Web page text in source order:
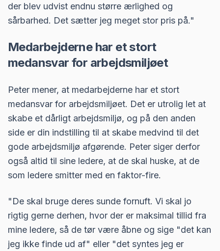
der blev udvist endnu større ærlighed og
sårbarhed. Det sætter jeg meget stor pris på."
Medarbejderne har et stort
medansvar for arbejdsmiljøet
Peter mener, at medarbejderne har et stort
medansvar for arbejdsmiljøet. Det er utrolig let at
skabe et dårligt arbejdsmiljø, og på den anden
side er din indstilling til at skabe medvind til det
gode arbejdsmiljø afgørende. Peter siger derfor
også altid til sine ledere, at de skal huske, at de
som ledere smitter med en faktor-fire.
"De skal bruge deres sunde fornuft. Vi skal jo
rigtig gerne derhen, hvor der er maksimal tillid fra
mine ledere, så de tør være åbne og sige "det kan
jeg ikke finde ud af" eller "det syntes jeg er